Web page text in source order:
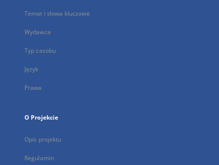
Temat i słowa kluczowe
Wydawca
Typ zasobu
Język
Prawa
O Projekcie
Opis projektu
Regulamin